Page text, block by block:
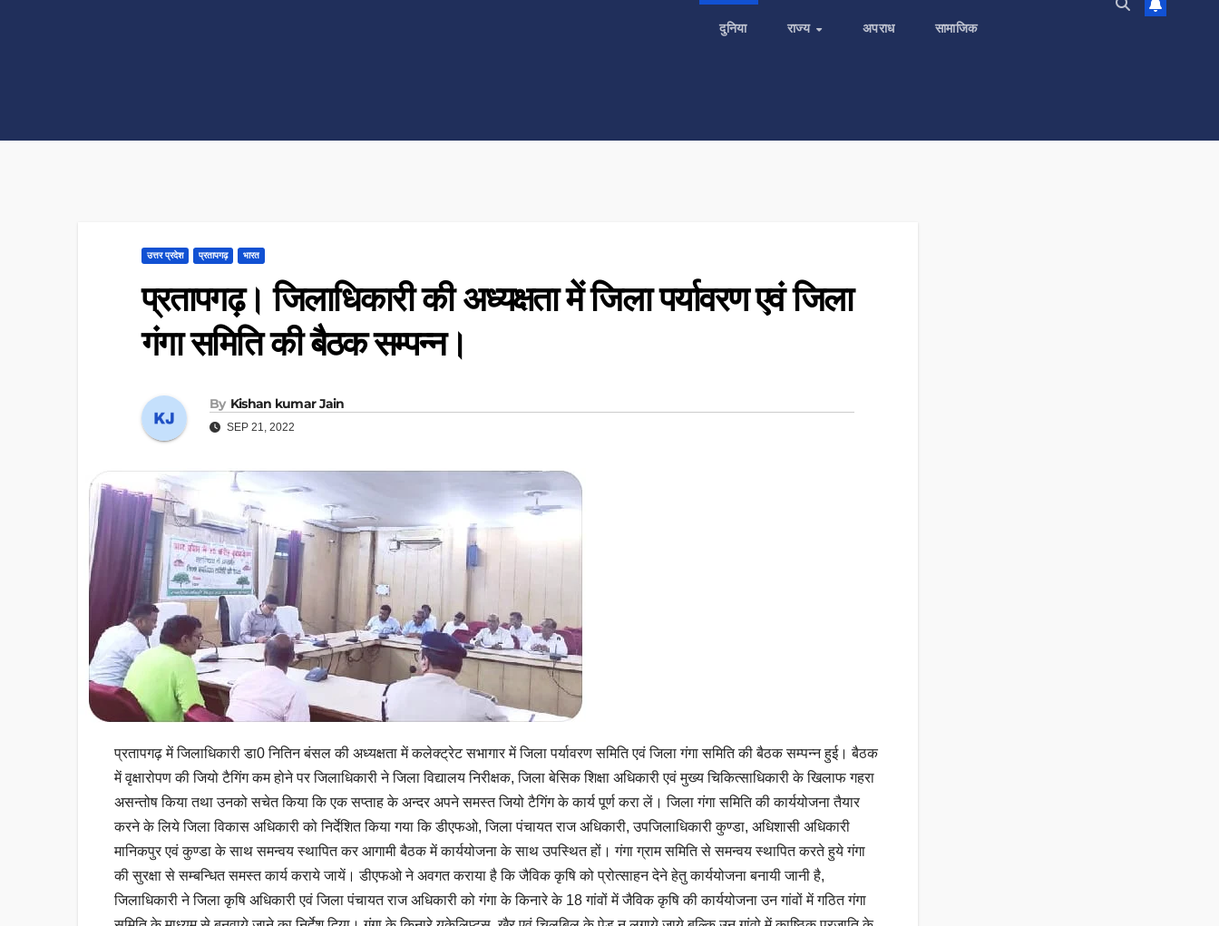
दुनिया राज्य अपराध सामाजिक
उत्तर प्रदेश प्रतापगढ़ भारत
प्रतापगढ़। जिलाधिकारी की अध्यक्षता में जिला पर्यावरण एवं जिला
गंगा समिति की बैठक सम्पन्न।
By Kishan kumar Jain
SEP 21, 2022
प्रतापगढ़ में जिलाधिकारी डा0 नितिन बंसल की अध्यक्षता में कलेक्ट्रेट सभागार में जिला पर्यावरण समिति एवं जिला गंगा समिति की बैठक सम्पन्न हुई। बैठक
में वृक्षारोपण की जियो टैगिंग कम होने पर जिलाधिकारी ने जिला विद्यालय निरीक्षक, जिला बेसिक शिक्षा अधिकारी एवं मुख्य चिकित्साधिकारी के खिलाफ गहरा
असन्तोष किया तथा उनको सचेत किया कि एक सप्ताह के अन्दर अपने समस्त जियो टैगिंग के कार्य पूर्ण करा लें। जिला गंगा समिति की कार्ययोजना तैयार
करने के लिये जिला विकास अधिकारी को निर्देशित किया गया कि डीएफओ, जिला पंचायत राज अधिकारी, उपजिलाधिकारी कुण्डा, अधिशासी अधिकारी
मानिकपुर एवं कुण्डा के साथ समन्वय स्थापित कर आगामी बैठक में कार्ययोजना के साथ उपस्थित हों। गंगा ग्राम समिति से समन्वय स्थापित करते हुये गंगा
की सुरक्षा से सम्बन्धित समस्त कार्य कराये जायें। डीएफओ ने अवगत कराया है कि जैविक कृषि को प्रोत्साहन देने हेतु कार्ययोजना बनायी जानी है,
जिलाधिकारी ने जिला कृषि अधिकारी एवं जिला पंचायत राज अधिकारी को गंगा के किनारे के 18 गांवों में जैविक कृषि की कार्ययोजना उन गांवों में गठित गंगा